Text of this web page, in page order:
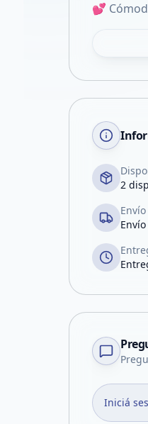
💕
2
Envío
Iniciá